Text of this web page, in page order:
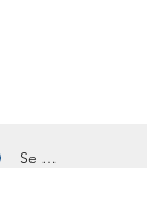
Se connecter